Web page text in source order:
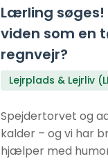
Lærling
viden som en
regnvejr?
Lejrplads & Lejrliv
Spejdertorvet og
kalder – og vi har
hjælper med